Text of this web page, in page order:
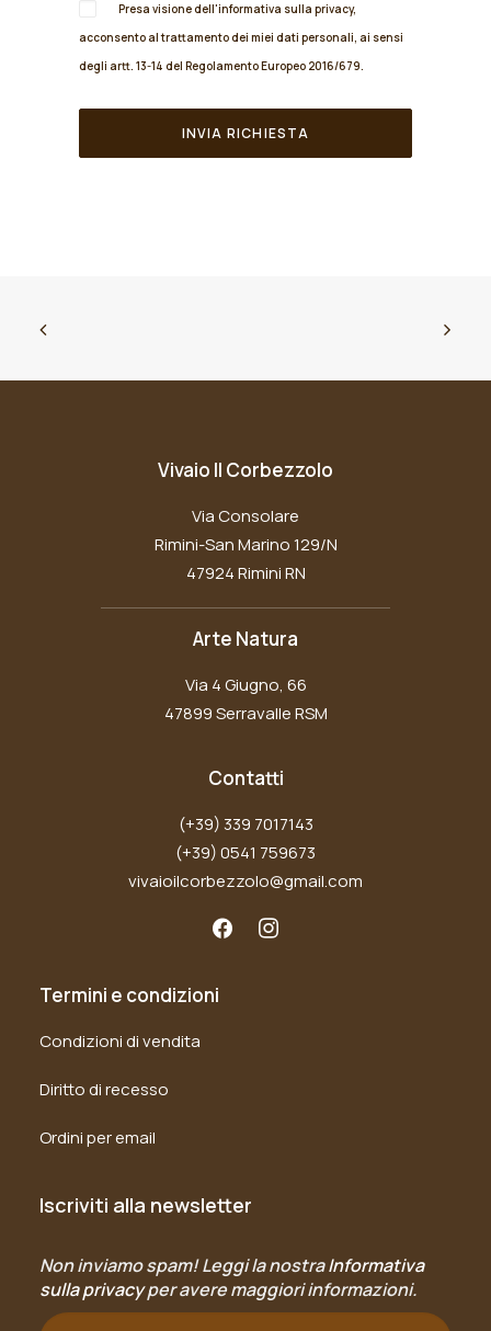
Presa visione dell'informativa sulla privacy,
acconsento al trattamento dei miei dati personali, ai sensi
degli artt. 13-14 del Regolamento Europeo 2016/679.
Vivaio Il Corbezzolo
Via Consolare
Rimini-San Marino 129/N
47924 Rimini RN
Arte Natura
Via 4 Giugno, 66
47899 Serravalle RSM
Contatti
(+39) 339 7017143
(+39) 0541 759673
vivaioilcorbezzolo@gmail.com
Termini e condizioni
Condizioni di vendita
Diritto di recesso
Ordini per email
Iscriviti alla newsletter
Non inviamo spam! Leggi la nostraInformativa
sulla privacyper avere maggiori informazioni.